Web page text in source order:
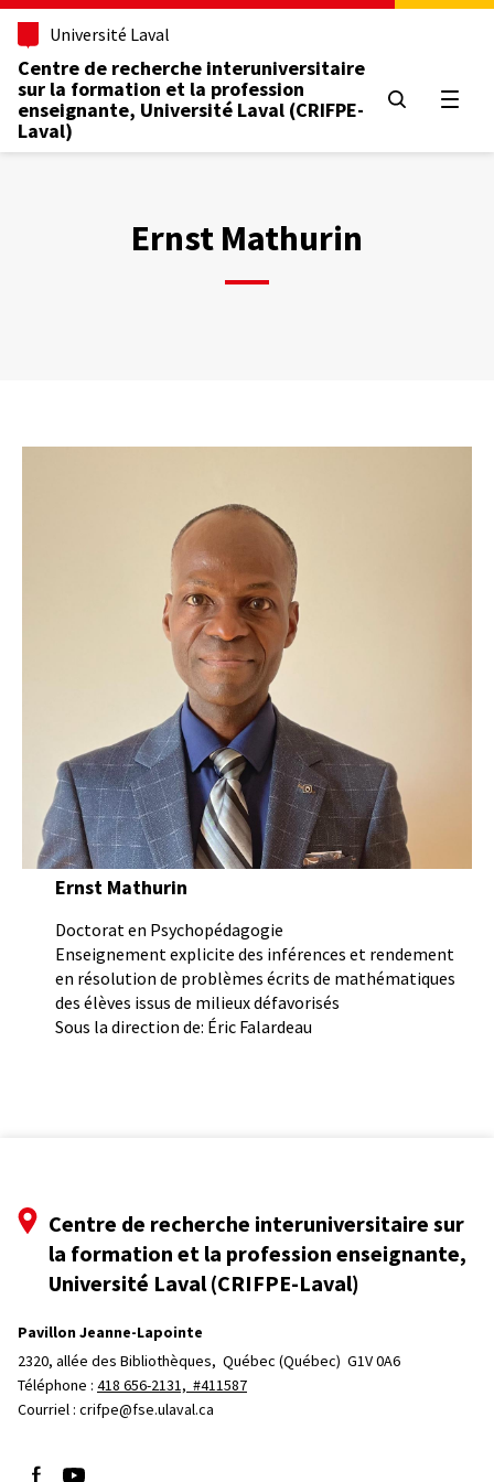
Aller
contenu
principal
Université Laval
Centre de recherche interuniversitaire
sur la formation et la profession
enseignante, Université Laval (CRIFPE-
Laval)
Ernst Mathurin
Ernst Mathurin
Doctorat en Psychopédagogie
Enseignement explicite des inférences et rendement
en résolution de problèmes écrits de mathématiques
des élèves issus de milieux défavorisés
Sous la direction de: Éric Falardeau
Centre de recherche interuniversitaire sur
la formation et la profession enseignante,
Université Laval (CRIFPE-Laval)
Pavillon Jeanne-Lapointe
2320, allée des Bibliothèques, Québec (Québec)  G1V 0A6
Téléphone : 418 656-2131, #411587
Courriel : crifpe@fse.ulaval.ca
Suivez-nous sur Facebook
Suivez-nous sur YouTube